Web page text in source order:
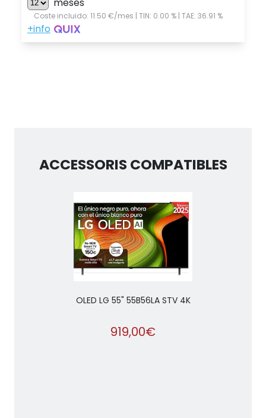
ACCESSORIS COMPATIBLES
OLED LG 55" 55B56LA STV 4K
919,00€